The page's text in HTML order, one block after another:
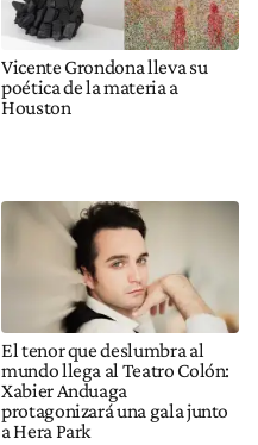
Vicente Grondona lleva su
poética de la materia a
Houston
El tenor que deslumbra al
mundo llega al Teatro Colón:
Xabier Anduaga
protagonizará una gala junto
a Hera Park